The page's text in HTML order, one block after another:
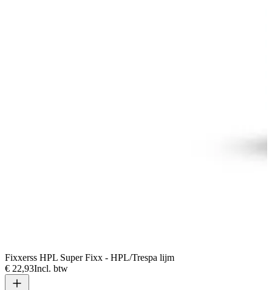
Fixxerss HPL Super Fixx - HPL/Trespa lijm
€ 22,93Incl. btw